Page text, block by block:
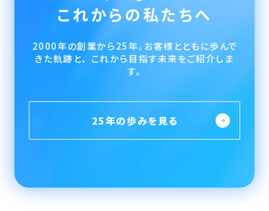
これからの私たちへ
2000年の創業から25年。お客様とともに歩んで
きた軌跡と、 これから目指す未来をご紹介しま
す。
25年の歩みを見る